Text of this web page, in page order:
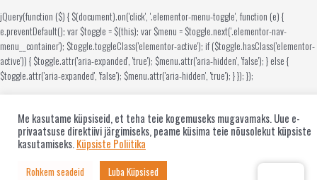
Me kasutame küpsiseid, et teha teie kogemuseks mugavamaks. Uue e-
privaatsuse direktiivi järgimiseks, peame küsima teie nõusolekut küpsiste
kasutamiseks. Küpsiste Poliitika
Rohkem seadeid Luba Küpsised
jQuery(function ($) { $(document).on('click', '.elementor-menu-toggle', function (e) {
e.preventDefault(); var $toggle = $(this); var $menu = $toggle.next('.elementor-nav-
menu__container'); $toggle.toggleClass('elementor-active'); if ($toggle.hasClass('elementor-
active')) { $toggle.attr('aria-expanded', 'true'); $menu.attr('aria-hidden', 'false'); } else {
$toggle.attr('aria-expanded', 'false'); $menu.attr('aria-hidden', 'true'); } }); });